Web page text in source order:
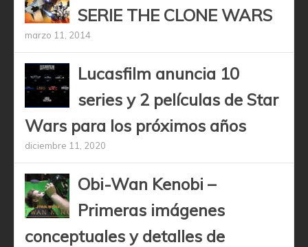
SERIE THE CLONE WARS
marzo 11, 2014
Lucasfilm anuncia 10
series y 2 películas de Star
Wars para los próximos años
diciembre 11, 2020
Obi-Wan Kenobi –
Primeras imágenes
conceptuales y detalles de